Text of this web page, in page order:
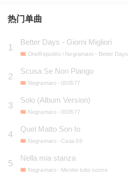
《Nuvole e lenzuola》《Estate》等
知见长，歌词常带有情感与矛盾的张
们也是意大利少数能在米兰圣西罗球
之一，成就非凡。2024 年，他们以
新专辑 FREE LOVE 再次回归公众视野
热门单曲
1
Better Days - Giorni Migliori
OneRepublic / Negramaro - Better
2
Scusa Se Non Piango
Negramaro- 000577
3
Solo (Album Version)
Negramaro- 000577
4
Quel Matto Son Io
Negramaro- Casa 69
5
Nella mia stanza
Negramaro- Mentre tutto scorre